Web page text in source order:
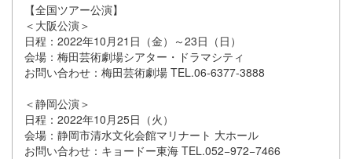
【全国ツアー公演】
＜大阪公演＞
日程：2022年10月21日（金）～23日（日）
会場：梅田芸術劇場シアター・ドラマシティ
お問い合わせ：梅田芸術劇場 TEL.06-6377-3888
＜静岡公演＞
日程：2022年10月25日（火）
会場：静岡市清水文化会館マリナート 大ホール
お問い合わせ：キョードー東海 TEL.052−972−7466